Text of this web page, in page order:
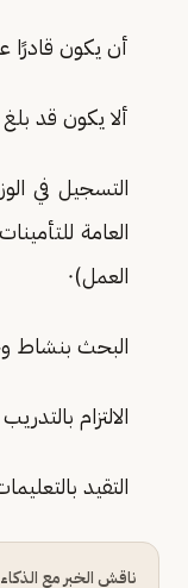
أن يكون قادرًا
ألا يكون قد
التسجيل في
العمل)·
البحث بنشاط
الالتزام
التقيد
ناقش الخبر مع